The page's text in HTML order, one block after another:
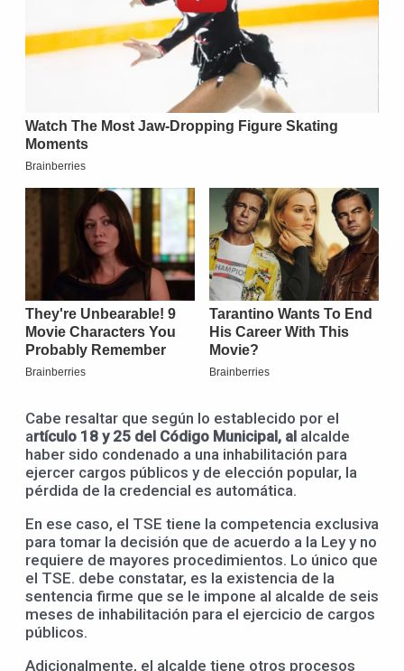
Cabe resaltar que según lo establecido por el
artículo 18 y 25 del Código Municipal, al alcalde
haber sido condenado a una inhabilitación para
ejercer cargos públicos y de elección popular, la
pérdida de la credencial es automática.
En ese caso, el TSE tiene la competencia exclusiva
para tomar la decisión que de acuerdo a la Ley y no
requiere de mayores procedimientos. Lo único que
el TSE. debe constatar, es la existencia de la
sentencia firme que se le impone al alcalde de seis
meses de inhabilitación para el ejercicio de cargos
públicos.
Adicionalmente, el alcalde tiene otros procesos